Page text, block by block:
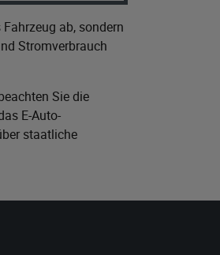
ab, sondern
Stromverbrauch
Sie die
E-Auto-
staatliche